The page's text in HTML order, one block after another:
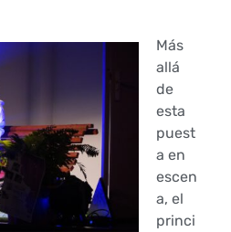
Más
allá
de
esta
puest
a en
escen
a, el
princi